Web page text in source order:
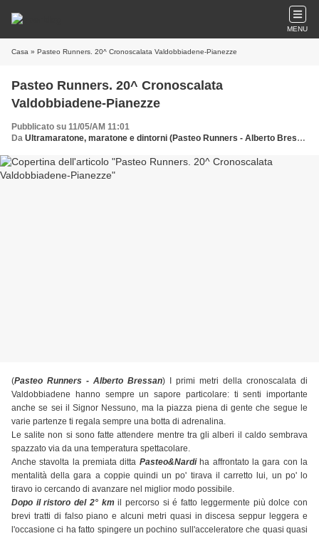
MENU
Casa » Pasteo Runners. 20^ Cronoscalata Valdobbiadene-Pianezze
Pasteo Runners. 20^ Cronoscalata
Valdobbiadene-Pianezze
Pubblicato su 11/05/AM 11:01
Da Ultramaratone, maratone e dintorni (Pasteo Runners - Alberto Bressan)
(Pasteo Runners - Alberto Bressan) I primi metri della cronoscalata di
Valdobbiadene hanno sempre un sapore particolare: ti senti importante
anche se sei il Signor Nessuno, ma la piazza piena di gente che segue le
varie partenze ti regala sempre una botta di adrenalina.
Le salite non si sono fatte attendere mentre tra gli alberi il caldo sembrava
spazzato via da una temperatura spettacolare.
Anche stavolta la premiata ditta Pasteo&Nardiha affrontato la gara con la
mentalità della gara a coppie quindi un po' tirava il carretto lui, un po' lo
tiravo io cercando di avanzare nel miglior modo possibile.
Dopo il ristoro del 2° kmil percorso si é fatto leggermente più dolce con
brevi tratti di falso piano e alcuni metri quasi in discesa seppur leggera e
l'occasione ci ha fatto spingere un pochino sull'acceleratore che quasi quasi